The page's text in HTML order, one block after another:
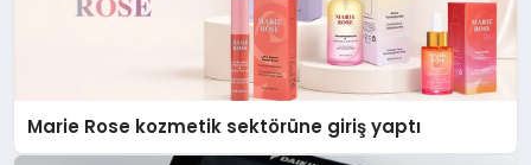
Marie Rose kozmetik sektörüne giriş yaptı